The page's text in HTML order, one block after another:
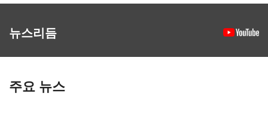
뉴스리듬
주요 뉴스